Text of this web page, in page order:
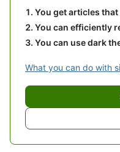
You get articles
You can efficiently
You can use dark
What you can do with